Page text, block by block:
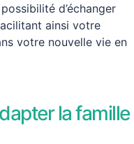
d’échanger
ainsi votre
votre nouvelle vie en
la famille